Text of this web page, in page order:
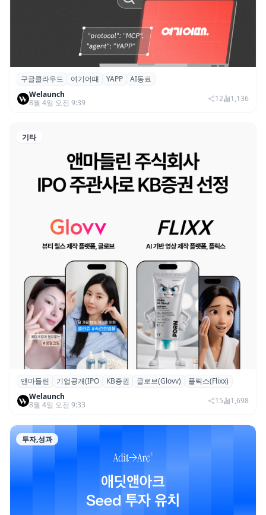
구글 클라우드, 여기어때 ‘YAPP’ 구축 사례
공개…에이전틱 AI 동료
구글클라우드 여기어때 YAPP
AI동료
Welaunch
8월 4일 오전 9:39
12 1,136
기타
글로브∙플릭스 운영 뷰티테크 앤마들린, 코
스닥 IPO 본격 추진
앤마들린 기업공개(IPO KB증권 글로브(Glovv)
플릭스(Flixx)
Welaunch
8월 4일 오전 9:33
15 1,698
투자,성과